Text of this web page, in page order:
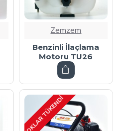
Zemzem
Benzinli İlaçlama
Motoru TU26
STOKLAR TÜKENDI